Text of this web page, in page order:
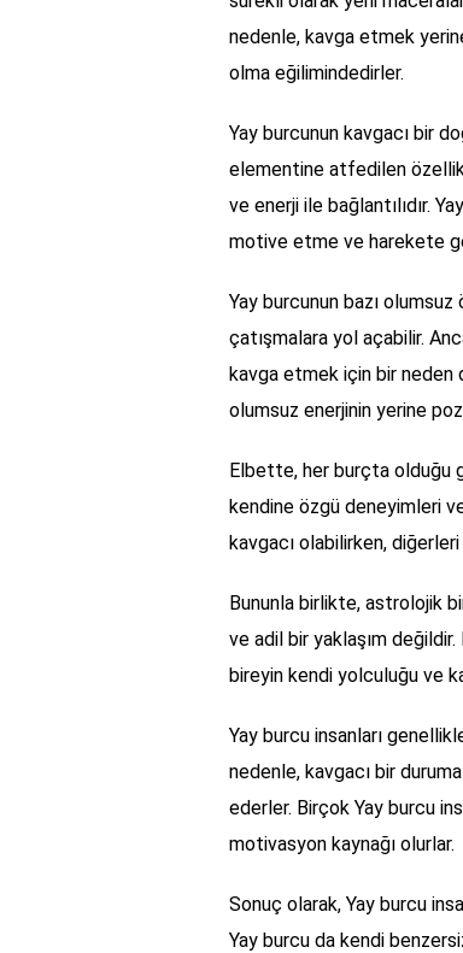
nedenle, kavga etmek
olma eğilimindedirler.
Yay burcunun kavgacı bir
elementine atfedilen
ve enerji ile bağlantılıdır.
motive etme ve harekete
Yay burcunun bazı
çatışmalara yol açabilir.
kavga etmek için bir neden
olumsuz enerjinin yerine
Elbette, her burçta olduğu
kendine özgü deneyimleri
kavgacı olabilirken, diğerleri
Bununla birlikte, astrolojik
ve adil bir yaklaşım
bireyin kendi yolculuğu ve
Yay burcu insanları
nedenle, kavgacı bir
ederler. Birçok Yay burcu
motivasyon kaynağı olurlar.
Sonuç olarak, Yay burcu
Yay burcu da kendi